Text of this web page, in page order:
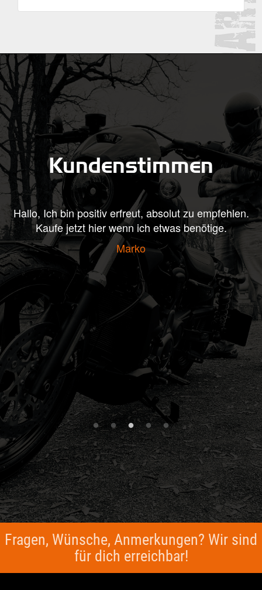
Kundenstimmen
erfreut, absolut zu empfehlen.
wenn ich etwas benötige.
Marko
Hallo, heute kam
aus, bin
er sich an
Grüße
Fragen, Wünsche, Anmerkungen? Wir sind
für dich erreichbar!